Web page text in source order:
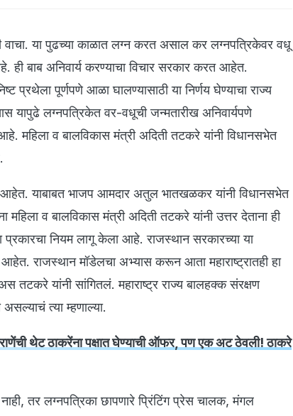
या पुढच्या काळात लग्न करत असाल कर लग्नपत्रिकेवर वधू
ही बाब अनिवार्य करण्याचा विचार सरकार करत आहेत.
प्रथेला पूर्णपणे आळा घालण्यासाठी या निर्णय घेण्याचा राज्य
यापुढे लग्नपत्रिकेत वर-वधूची जन्मतारीख अनिवार्यपणे
आहे. महिला व बालविकास मंत्री अदिती तटकरे यांनी विधानसभेत
आहेत. याबाबत भाजप आमदार अतुल भातखळकर यांनी विधानसभेत
महिला व बालविकास मंत्री अदिती तटकरे यांनी उत्तर देताना ही
नियम लागू केला आहे. राजस्थान सरकारच्या या
राजस्थान मॉडेलचा अभ्यास करून आता महाराष्ट्रातही हा
तटकरे यांनी सांगितलं. महाराष्ट्र राज्य बालहक्क संरक्षण
त्या म्हणाल्या.
थेट ठाकरेंना पक्षात घेण्याची ऑफर, पण एक अट ठेवली! ठाकरे
तर लग्नपत्रिका छापणारे प्रिंटिंग प्रेस चालक, मंगल